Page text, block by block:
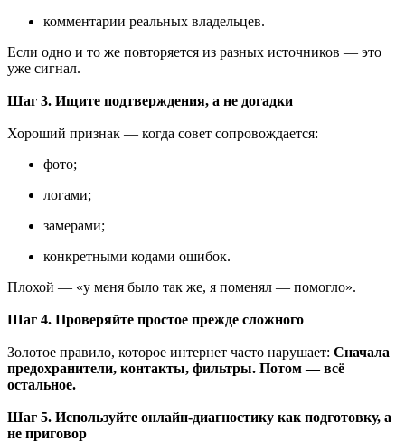
комментарии реальных владельцев.
Если одно и то же повторяется из разных источников — это
уже сигнал.
Шаг 3. Ищите подтверждения, а не догадки
Хороший признак — когда совет сопровождается:
фото;
логами;
замерами;
конкретными кодами ошибок.
Плохой — «у меня было так же, я поменял — помогло».
Шаг 4. Проверяйте простое прежде сложного
Золотое правило, которое интернет часто нарушает: Сначала
предохранители, контакты, фильтры. Потом — всё
остальное.
Шаг 5. Используйте онлайн-диагностику как подготовку, а
не приговор